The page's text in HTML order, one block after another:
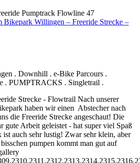
Bikepark Willingen – Freeride Strecke –
. Downhill . e-Bike Parcours .
. PUMPTRACKS . Singletrail .
Strecke - Flowtrail Nach unserer
haben wir einen Abstecher nach
die Freeride Strecke angeschaut! Die
gute Arbeit geleistet - hat super viel Spaß
ist auch sehr lustig! Zwar sehr klein, aber
pumpen kommt man gut auf